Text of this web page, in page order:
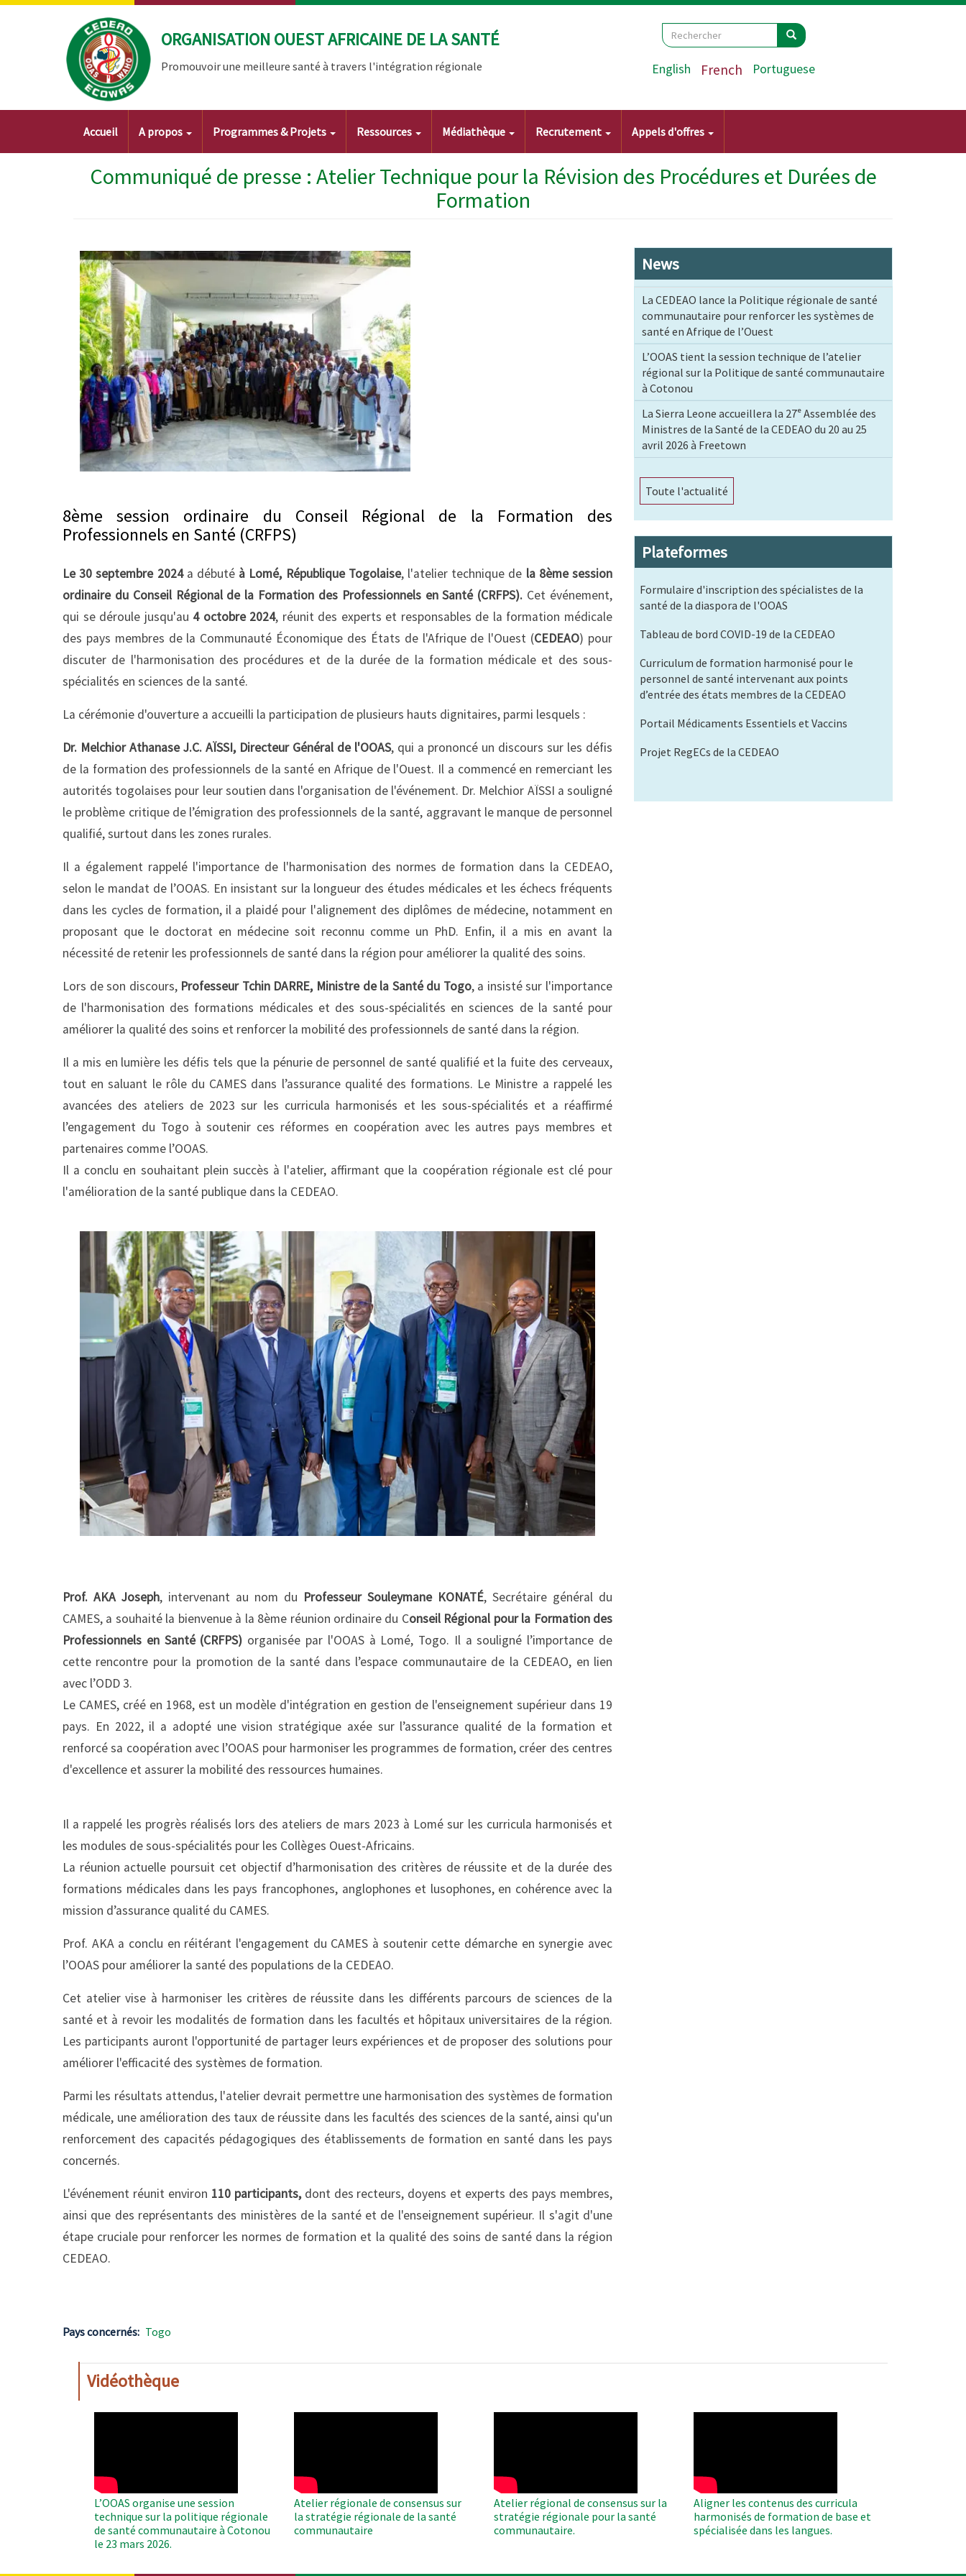
Aller
ORGANISATION OUEST AFRICAINE DE LA SANTÉ
Promouvoir une meilleure santé à travers l'intégration régionale
Search
Rechercher Rechercher
English French Portuguese
Main
navigation
Accueil A propos Programmes & Projets Ressources Médiathèque Recrutement Appels d'offres
Communiqué de presse : Atelier Technique pour la Révision des Procédures et Durées de
Formation
8ème session ordinaire du Conseil Régional de la Formation des
Professionnels en Santé (CRFPS)
Le 30 septembre 2024 a débuté à Lomé, République Togolaise, l'atelier technique de la 8ème session
ordinaire du Conseil Régional de la Formation des Professionnels en Santé (CRFPS). Cet événement,
qui se déroule jusqu'au 4 octobre 2024, réunit des experts et responsables de la formation médicale
des pays membres de la Communauté Économique des États de l'Afrique de l'Ouest (CEDEAO) pour
discuter de l'harmonisation des procédures et de la durée de la formation médicale et des sous-
spécialités en sciences de la santé.
La cérémonie d'ouverture a accueilli la participation de plusieurs hauts dignitaires, parmi lesquels :
Dr. Melchior Athanase J.C. AÏSSI, Directeur Général de l'OOAS, qui a prononcé un discours sur les défis
de la formation des professionnels de la santé en Afrique de l'Ouest. Il a commencé en remerciant les
autorités togolaises pour leur soutien dans l'organisation de l'événement. Dr. Melchior AÏSSI a souligné
le problème critique de l’émigration des professionnels de la santé, aggravant le manque de personnel
qualifié, surtout dans les zones rurales.
Il a également rappelé l'importance de l'harmonisation des normes de formation dans la CEDEAO,
selon le mandat de l’OOAS. En insistant sur la longueur des études médicales et les échecs fréquents
dans les cycles de formation, il a plaidé pour l'alignement des diplômes de médecine, notamment en
proposant que le doctorat en médecine soit reconnu comme un PhD. Enfin, il a mis en avant la
nécessité de retenir les professionnels de santé dans la région pour améliorer la qualité des soins.
Lors de son discours, Professeur Tchin DARRE, Ministre de la Santé du Togo, a insisté sur l'importance
de l'harmonisation des formations médicales et des sous-spécialités en sciences de la santé pour
améliorer la qualité des soins et renforcer la mobilité des professionnels de santé dans la région.
Il a mis en lumière les défis tels que la pénurie de personnel de santé qualifié et la fuite des cerveaux,
tout en saluant le rôle du CAMES dans l’assurance qualité des formations. Le Ministre a rappelé les
avancées des ateliers de 2023 sur les curricula harmonisés et les sous-spécialités et a réaffirmé
l’engagement du Togo à soutenir ces réformes en coopération avec les autres pays membres et
partenaires comme l’OOAS.
Il a conclu en souhaitant plein succès à l'atelier, affirmant que la coopération régionale est clé pour
l'amélioration de la santé publique dans la CEDEAO.
Prof. AKA Joseph, intervenant au nom du Professeur Souleymane KONATÉ, Secrétaire général du
CAMES, a souhaité la bienvenue à la 8ème réunion ordinaire du Conseil Régional pour la Formation des
Professionnels en Santé (CRFPS) organisée par l'OOAS à Lomé, Togo. Il a souligné l’importance de
cette rencontre pour la promotion de la santé dans l’espace communautaire de la CEDEAO, en lien
avec l’ODD 3.
Le CAMES, créé en 1968, est un modèle d'intégration en gestion de l'enseignement supérieur dans 19
pays. En 2022, il a adopté une vision stratégique axée sur l’assurance qualité de la formation et
renforcé sa coopération avec l’OOAS pour harmoniser les programmes de formation, créer des centres
d'excellence et assurer la mobilité des ressources humaines.
Il a rappelé les progrès réalisés lors des ateliers de mars 2023 à Lomé sur les curricula harmonisés et
les modules de sous-spécialités pour les Collèges Ouest-Africains.
La réunion actuelle poursuit cet objectif d’harmonisation des critères de réussite et de la durée des
formations médicales dans les pays francophones, anglophones et lusophones, en cohérence avec la
mission d’assurance qualité du CAMES.
Prof. AKA a conclu en réitérant l'engagement du CAMES à soutenir cette démarche en synergie avec
l’OOAS pour améliorer la santé des populations de la CEDEAO.
Cet atelier vise à harmoniser les critères de réussite dans les différents parcours de sciences de la
santé et à revoir les modalités de formation dans les facultés et hôpitaux universitaires de la région.
Les participants auront l'opportunité de partager leurs expériences et de proposer des solutions pour
améliorer l'efficacité des systèmes de formation.
Parmi les résultats attendus, l'atelier devrait permettre une harmonisation des systèmes de formation
médicale, une amélioration des taux de réussite dans les facultés des sciences de la santé, ainsi qu'un
renforcement des capacités pédagogiques des établissements de formation en santé dans les pays
concernés.
L'événement réunit environ 110 participants,dont des recteurs, doyens et experts des pays membres,
ainsi que des représentants des ministères de la santé et de l'enseignement supérieur. Il s'agit d'une
étape cruciale pour renforcer les normes de formation et la qualité des soins de santé dans la région
CEDEAO.
Pays concernés Togo
News
La CEDEAO lance la Politique régionale de santé
communautaire pour renforcer les systèmes de
santé en Afrique de l’Ouest
L’OOAS tient la session technique de l’atelier
régional sur la Politique de santé communautaire
à Cotonou
La Sierra Leone accueillera la 27ᵉ Assemblée des
Ministres de la Santé de la CEDEAO du 20 au 25
avril 2026 à Freetown
Toute l'actualité
Plateformes
Formulaire d'inscription des spécialistes de la
santé de la diaspora de l'OOAS
Tableau de bord COVID-19 de la CEDEAO
Curriculum de formation harmonisé pour le
personnel de santé intervenant aux points
d’entrée des états membres de la CEDEAO
Portail Médicaments Essentiels et Vaccins
Projet RegECs de la CEDEAO
Vidéothèque
L’OOAS organise une session
technique sur la politique régionale
de santé communautaire à Cotonou
le 23 mars 2026.
Atelier régionale de consensus sur
la stratégie régionale de la santé
communautaire
Atelier régional de consensus sur la
stratégie régionale pour la santé
communautaire.
Aligner les contenus des curricula
harmonisés de formation de base et
spécialisée dans les langues.